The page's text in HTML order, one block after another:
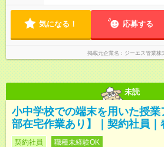
粋に毎月定額の給与プラスになります！） 【試用期
間あり 試用期間の長さ：3ヶ月 雇
じです。
退勤可能。 プライベートも充実できます。 ★日
～7割）。 翌日は必ず休息を確保し
気になる！ 応募する
掲載元企業名 ジーエス管業株
未読
小中学校での端末を用いた授
部在宅作業あり】｜契約社員｜
契約社員 職種未経験OK